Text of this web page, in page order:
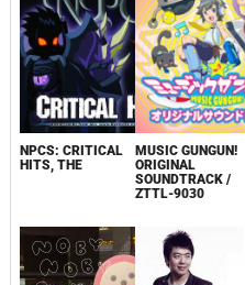
NPCS: CRITICAL
HITS, THE
MUSIC GUNGUN!
ORIGINAL
SOUNDTRACK /
ZTTL-9030